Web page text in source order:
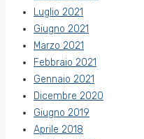
Luglio 2021
Giugno 2021
Marzo 2021
Febbraio 2021
Gennaio 2021
Dicembre 2020
Giugno 2019
Aprile 2018